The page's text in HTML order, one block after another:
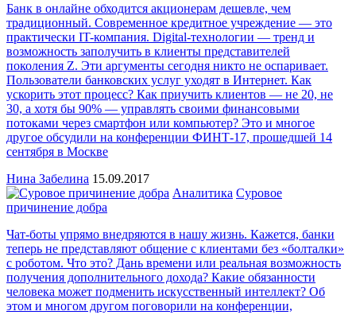
Банк в онлайне обходится акционерам дешевле, чем
традиционный. Современное кредитное учреждение — это
практически IT-компания. Digital-технологии — тренд и
возможность заполучить в клиенты представителей
поколения Z. Эти аргументы сегодня никто не оспаривает.
Пользователи банковских услуг уходят в Интернет. Как
ускорить этот процесс? Как приучить клиентов — не 20, не
30, а хотя бы 90% — управлять своими финансовыми
потоками через смартфон или компьютер? Это и многое
другое обсудили на конференции ФИНТ-17, прошедшей 14
сентября в Москве
Нина Забелина 15.09.2017
Аналитика Суровое
причинение добра
Чат-боты упрямо внедряются в нашу жизнь. Кажется, банки
теперь не представляют общение с клиентами без «болталки»
с роботом. Что это? Дань времени или реальная возможность
получения дополнительного дохода? Какие обязанности
человека может подменить искусственный интеллект? Об
этом и многом другом поговорили на конференции,